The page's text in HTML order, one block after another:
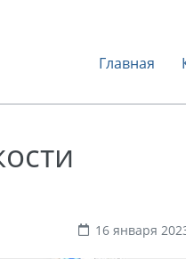
Главная
16 января